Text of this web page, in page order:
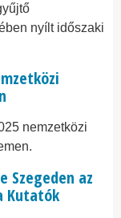
nyílt időszaki
nemzetközi
Szegeden az
Kutatók